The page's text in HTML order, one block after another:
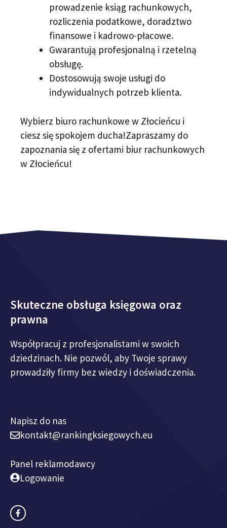
prowadzenie ksiąg rachunkowych,
rozliczenia podatkowe, doradztwo
finansowe i kadrowo-płacowe.
Gwarantują profesjonalną i rzetelną
obsługę.
Dostosowują swoje usługi do
indywidualnych potrzeb klienta.
Wybierz biuro rachunkowe w Złocieńcu i
ciesz się spokojem ducha!Zapraszamy do
zapoznania się z ofertami biur rachunkowych
w Złocieńcu!
Skuteczne obsługa księgowa oraz
prawna
Współpracuj z profesjonalistami w swoich
dziedzinach. Nie pozwól, aby Twoje sprawy
prowadziły firmy bez wiedzy i doświadczenia.
Napisz do nas
kontakt@rankingksiegowych.eu
Panel reklamodawcy
Logowanie